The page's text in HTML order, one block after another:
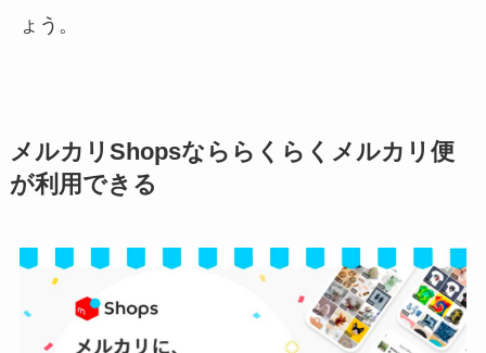
ょう。
メルカリShopsなららくらくメルカリ便
が利用できる